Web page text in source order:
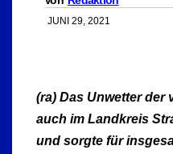
JUNI 29, 2021
(ra) Das Unwetter der
auch im Landkreis
und sorgte für